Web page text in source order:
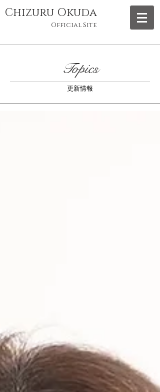
Chizuru Okuda
Official Site
Topics
更新情報